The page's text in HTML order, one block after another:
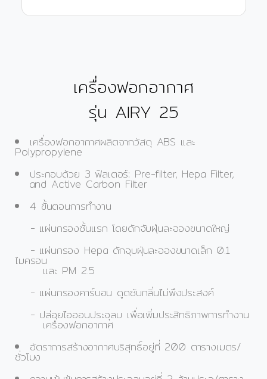
เครื่องฟอกอากาศ
รุ่น AIRY 25
เครื่องฟอกอากาศผลิตจากวัสดุ ABS และ
Polypropylene
ประกอบด้วย 3 ฟิลเตอร์: Pre-filter, Hepa Filter,
and Active Carbon Filter
4 ขั้นตอนการทำงาน
- แผ่นกรองชั้นแรก โดยดักจับฝุ่นละอองขนาดใหญ่
- แผ่นกรอง Hepa ดักจุบฝุ่นละอองขนาดเล็ก 0.1
ไมครอน
และ PM 2.5
- แผ่นกรองคาร์บอน ดูดซับกลิ่นไม่พึงประสงค์
- ปล่อยไอออนประจุลบ เพื่อเพิ่มประสิทธิภาพการทำงาน
เครื่องฟอกอากาศ
อัตราการสร้างอากาศบริสุทธิ์อยู่ที่ 200 ตารางเมตร/
ชั่วโมง